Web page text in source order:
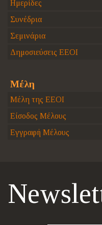
Ημερίδες
Συνέδρια
Σεμινάρια
Δημοσιεύσεις ΕΕΟΙ
Μέλη
Μέλη της ΕΕΟΙ
Είσοδος Μέλους
Εγγραφή Μέλους